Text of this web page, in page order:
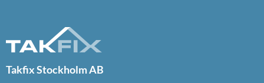
Takfix Stockholm AB